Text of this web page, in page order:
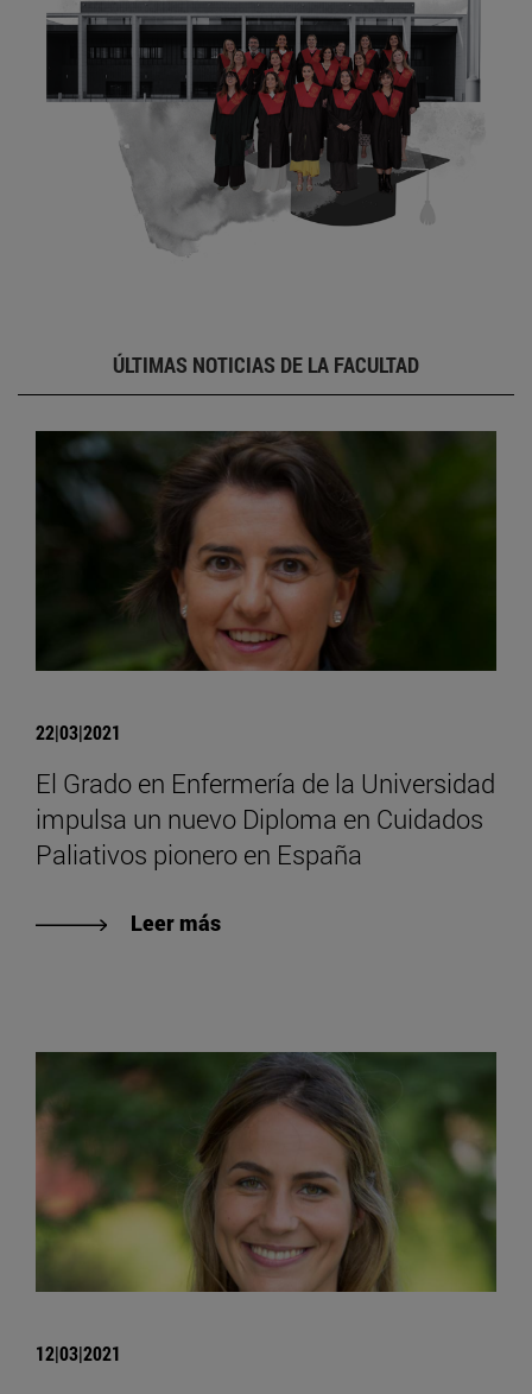
ÚLTIMAS NOTICIAS DE LA FACULTAD
22|03|2021
El Grado en Enfermería de la Universidad
impulsa un nuevo Diploma en Cuidados
Paliativos pionero en España
Leer más
12|03|2021